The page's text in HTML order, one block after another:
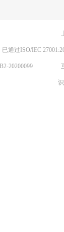
已通过ISO/IEC
20200099